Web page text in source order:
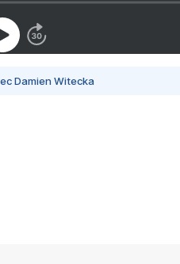
Damien Witecka